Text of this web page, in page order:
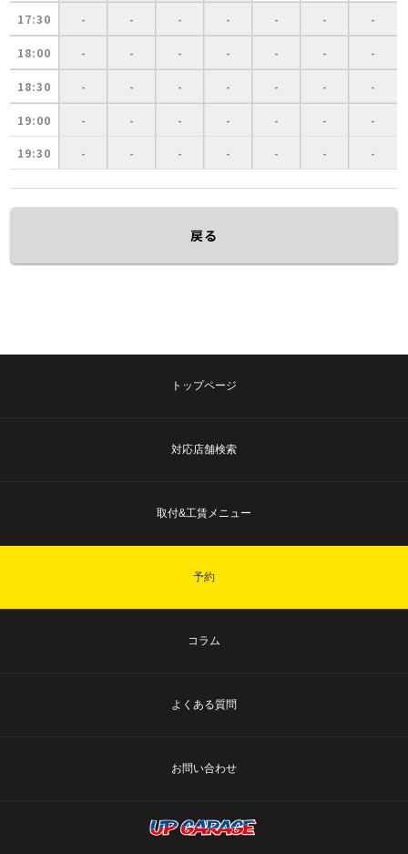
17:30 - - - - - - -
18:00 - - - - - - -
18:30 - - - - - - -
19:00 - - - - - - -
19:30 - - - - - - -
戻る
トップページ
対応店舗検索
取付&工賃メニュー
予約
コラム
よくある質問
お問い合わせ